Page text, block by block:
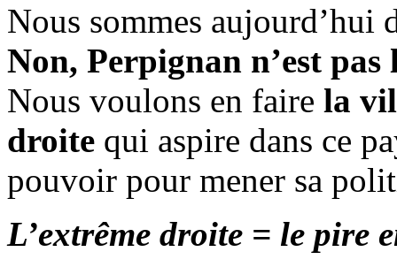
Nous sommes aujourd’hui
Non, Perpignan n’est
Nous voulons en faire la
droite qui aspire dans ce
pouvoir pour mener sa
L’extrême droite = le pire